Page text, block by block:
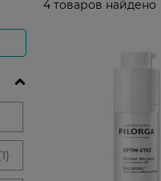
4 товаров найдено